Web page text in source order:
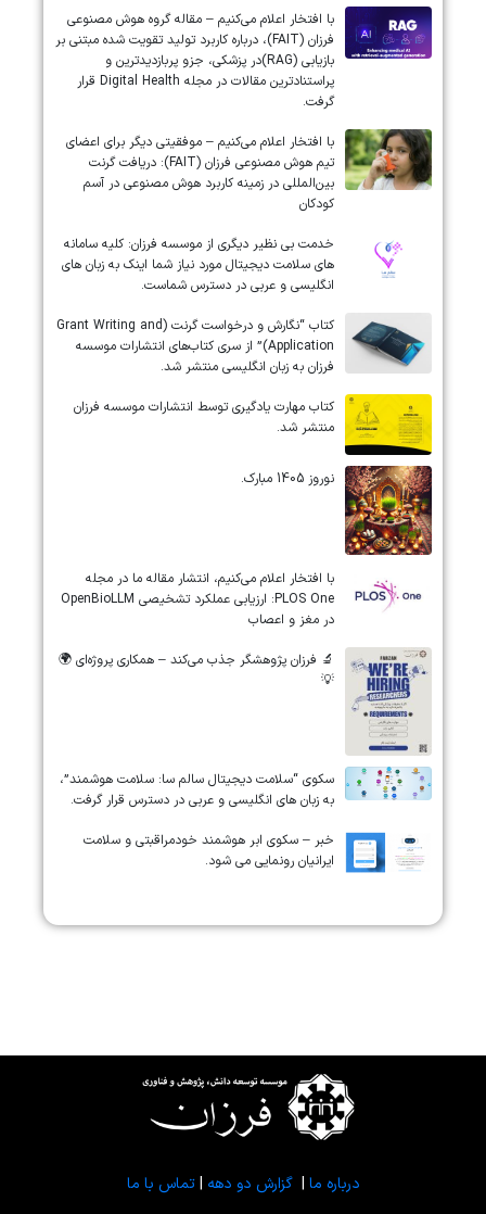
با افتخار اعلام می‌کنیم – مقاله گروه هوش مصنوعی
فرزان (FAIT)، درباره کاربرد تولید تقویت شده مبتنی بر
بازیابی (RAG)در پزشکی، جزو پربازدیدترین و
پراستنادترین مقالات در مجله Digital Health قرار
گرفت.
با افتخار اعلام می‌کنیم – موفقیتی دیگر برای اعضای
تیم هوش مصنوعی فرزان (FAIT): دریافت گرنت
بین‌المللی در زمینه کاربرد هوش مصنوعی در آسم
کودکان
خدمت بی نظیر دیگری از موسسه فرزان: کلیه سامانه
های سلامت دیجیتال مورد نیاز شما اینک به زبان های
انگلیسی و عربی در دسترس شماست.
کتاب “نگارش و درخواست گرنت (Grant Writing and
Application)” از سری کتاب‌های انتشارات موسسه
فرزان به زبان انگلیسی منتشر شد.
کتاب مهارت یادگیری توسط انتشارات موسسه فرزان
منتشر شد.
نوروز 1405 مبارک.
‏‏‏با افتخار اعلام می‌کنیم، انتشار مقاله ما در مجله
‎PLOS One‎: ارزیابی عملکرد تشخیصی ‎OpenBioLLM‎
در مغز و اعصاب
🔬 فرزان پژوهشگر جذب می‌کند – همکاری پروژه‌ای 🌍
💡
سکوی “سلامت دیجیتال سالم سا: سلامت هوشمند”،
به زبان های انگلیسی و عربی در دسترس قرار گرفت.
خبر – سکوی ابر هوشمند خودمراقبتی و سلامت
ایرانیان رونمایی می شود.
درباره ما |گزارش دو دهه |تماس با ما